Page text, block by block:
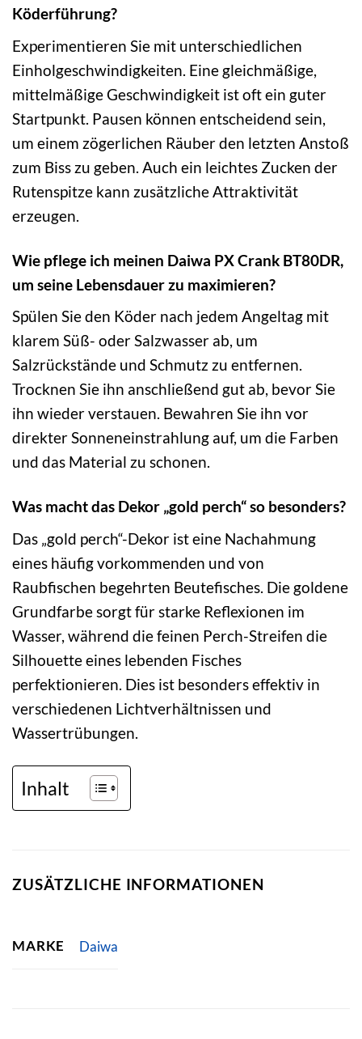
Köderführung?
Experimentieren Sie mit unterschiedlichen
Einholgeschwindigkeiten. Eine gleichmäßige,
mittelmäßige Geschwindigkeit ist oft ein guter
Startpunkt. Pausen können entscheidend sein,
um einem zögerlichen Räuber den letzten Anstoß
zum Biss zu geben. Auch ein leichtes Zucken der
Rutenspitze kann zusätzliche Attraktivität
erzeugen.
Wie pflege ich meinen Daiwa PX Crank BT80DR,
um seine Lebensdauer zu maximieren?
Spülen Sie den Köder nach jedem Angeltag mit
klarem Süß- oder Salzwasser ab, um
Salzrückstände und Schmutz zu entfernen.
Trocknen Sie ihn anschließend gut ab, bevor Sie
ihn wieder verstauen. Bewahren Sie ihn vor
direkter Sonneneinstrahlung auf, um die Farben
und das Material zu schonen.
Was macht das Dekor „gold perch“ so besonders?
Das „gold perch“-Dekor ist eine Nachahmung
eines häufig vorkommenden und von
Raubfischen begehrten Beutefisches. Die goldene
Grundfarbe sorgt für starke Reflexionen im
Wasser, während die feinen Perch-Streifen die
Silhouette eines lebenden Fisches
perfektionieren. Dies ist besonders effektiv in
verschiedenen Lichtverhältnissen und
Wassertrübungen.
Inhalt
ZUSÄTZLICHE INFORMATIONEN
MARKE Daiwa